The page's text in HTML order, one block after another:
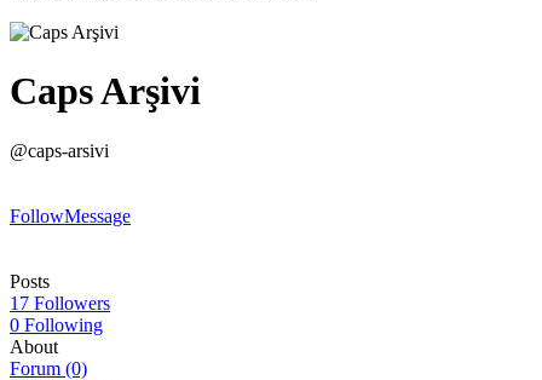
Caps Arşivi
@caps-arsivi
FollowMessage
Posts
17 Followers
0 Following
About
Forum (0)